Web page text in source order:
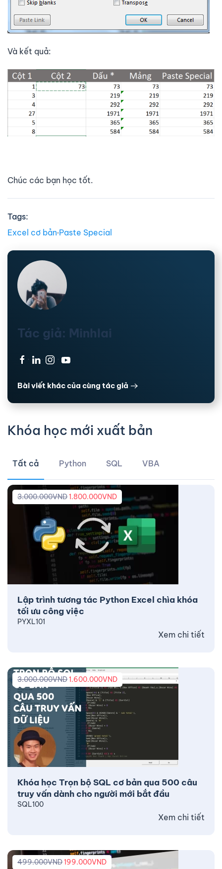
Và kết quả:
Chúc các bạn học tốt.
Tags:
Excel cơ bản∙Paste Special
Tác giả: Minhlai
· · ·
Bài viết khác của cùng tác giả
Khóa học mới xuất bản
Tất cả Python SQL VBA
Lập trình tương tác Python Excel chìa khóa
tối ưu công việc
3.000.000VND1.800.000VND
PYXL101
Xem chi tiết
Khóa học Trọn bộ SQL cơ bản qua 500 câu
truy vấn dành cho người mới bắt đầu
3.000.000VND1.600.000VND
SQL100
Xem chi tiết
499.000VND199.000VND